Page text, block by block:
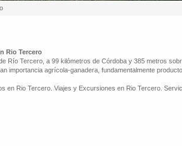
Rio Tercero
Río Tercero, a 99 kilómetros de Córdoba y 385 metros
importancia agrícola-ganadera, fundamentalmente
en Rio Tercero. Viajes y Excursiones en Rio Tercero.